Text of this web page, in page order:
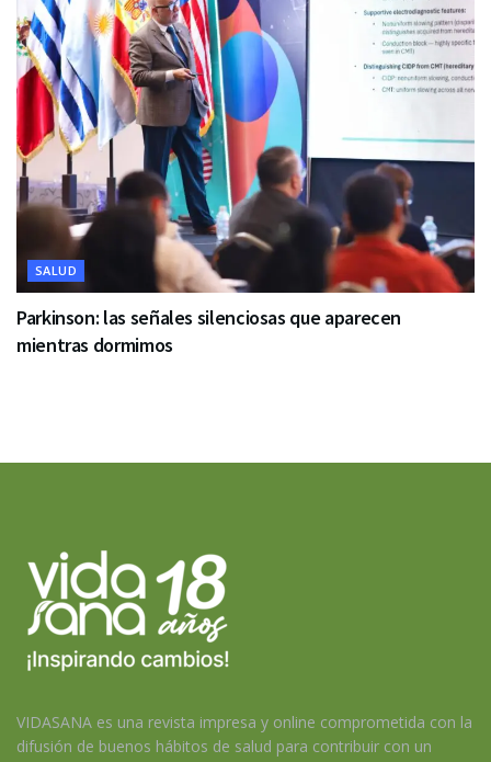
SALUD
Parkinson: las señales silenciosas que aparecen
mientras dormimos
VIDASANA es una revista impresa y online comprometida con la
difusión de buenos hábitos de salud para contribuir con un